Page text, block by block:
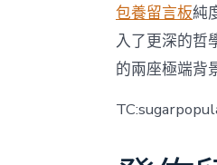
包養留言板純
入了更深的哲
的兩座極端背